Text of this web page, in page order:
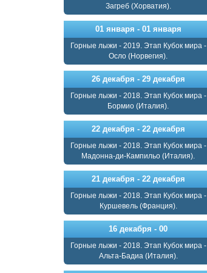
Загреб (Хорватия).
01 января - 01 января
Горные лыжи - 2019. Этап Кубок мира -
Осло (Норвегия).
26 декабря - 29 декабря
Горные лыжи - 2018. Этап Кубок мира -
Бормио (Италия).
22 декабря - 22 декабря
Горные лыжи - 2018. Этап Кубок мира -
Мадонна-ди-Кампильо (Италия).
21 декабря - 22 декабря
Горные лыжи - 2018. Этап Кубок мира -
Куршевель (Франция).
16 декабря - 00
Горные лыжи - 2018. Этап Кубок мира -
Альта-Бадиа (Италия).